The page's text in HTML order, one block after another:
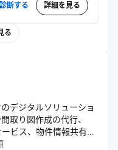
断する 詳細を見る
る
デジタルソリューショ
取り図作成の代行、
ビス、物件情報共有ア
。クラウド型サービス